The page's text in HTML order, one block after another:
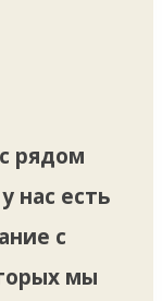
рядом
нас есть
с
мы